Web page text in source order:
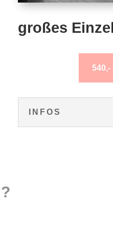
großes
540,-
INFOS